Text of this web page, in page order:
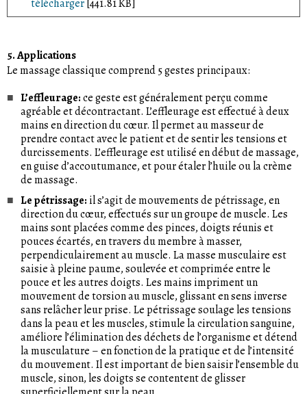
télécharger[441.81 KB]
5. Applications
Le massage classique comprend 5 gestes principaux:
L’effleurage:ce geste est généralement perçu comme
agréable et décontractant. L’effleurage est effectué à deux
mains en direction du cœur. Il permet au masseur de
prendre contact avec le patient et de sentir les tensions et
durcissements. L’effleurage est utilisé en début de massage,
en guise d’accoutumance, et pour étaler l’huile ou la crème
de massage.
Le pétrissage: il s’agit de mouvements de pétrissage, en
direction du cœur, effectués sur un groupe de muscle. Les
mains sont placées comme des pinces, doigts réunis et
pouces écartés, en travers du membre à masser,
perpendiculairement au muscle. La masse musculaire est
saisie à pleine paume, soulevée et comprimée entre le
pouce et les autres doigts. Les mains impriment un
mouvement de torsion au muscle, glissant en sens inverse
sans relâcher leur prise. Le pétrissage soulage les tensions
dans la peau et les muscles, stimule la circulation sanguine,
améliore l’élimination des déchets de l’organisme et détend
la musculature – en fonction de la pratique et de l’intensité
du mouvement. Il est important de bien saisir l’ensemble du
muscle, sinon, les doigts se contentent de glisser